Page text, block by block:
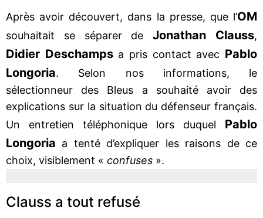
Après avoir découvert, dans la presse, que l’OM
souhaitait se séparer deJonathan Clauss,
Didier Deschampsa pris contact avec Pablo
Longoria. Selon nos informations, le
sélectionneur des Bleus a souhaité avoir des
explications sur la situation du défenseur français.
Un entretien téléphonique lors duquel Pablo
Longoria a tenté d’expliquer les raisons de ce
choix, visiblement « confuses ».
Clauss a tout refusé